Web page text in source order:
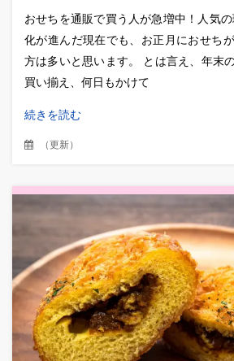
おせちを通販で買う人が急増中！人気
化が進んだ現在でも、お正月におせち
方は多いと思います。 とは言え、年末
買い揃え、何日もかけて
続きを読む
（更新）